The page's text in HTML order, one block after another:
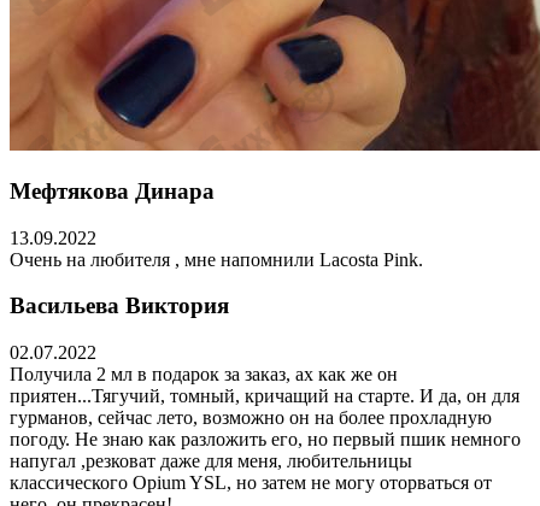
Мефтякова Динара
13.09.2022
Очень на любителя , мне напомнили Lacosta Pink.
Васильева Виктория
02.07.2022
Получила 2 мл в подарок за заказ, ах как же он
приятен...Тягучий, томный, кричащий на старте. И да, он для
гурманов, сейчас лето, возможно он на более прохладную
погоду. Не знаю как разложить его, но первый пшик немного
напугал ,резковат даже для меня, любительницы
классического Opium YSL, но затем не могу оторваться от